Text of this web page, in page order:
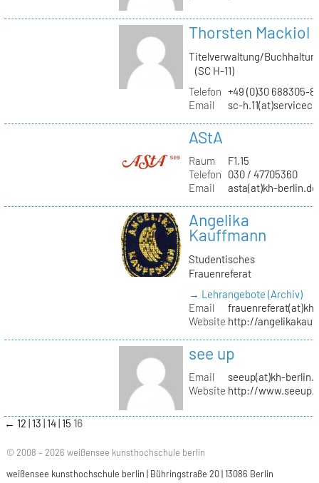
Thorsten Mackiol
Titelverwaltung/
(SC H-11)
Telefon +49 (0)30 688305-
Email
sc-
AStA
Raum
F1.15
Telefon
030 / 47705360
Email
asta(at)kh-berlin.de
Angelika
Kauffmann
Studentisches
Frauenreferat
→ Lehrangebote (Archiv)
Email
Website http://
see up
Email
seeup(at)kh-
Website http://
← 12 13 14 15 16
© 2008 – 2026 weißensee kunsthochschule berlin
weißensee kunsthochschule berlin | Bühringstraße 20 | 13086 Berlin